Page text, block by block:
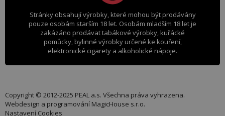
Stránky obsahují výrobky, které mohou být prodávány
pouze osobám starším 18 let. Osobám mladším 18 let je
zakázáno prodávat tabákové výrobky, kuřácké
pomůcky, bylinné výrobky určené ke kouření,
elektronické cigarety a alkoholické nápoje.
Copyright © 2012-2025 PEAL a.s. Všechna práva vyhrazena.
Webdesign a programování MagicHouse s.r.o.
Nastavení Cookies